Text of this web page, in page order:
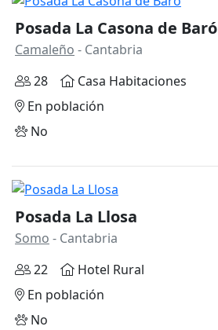
Posada La Casona de Baró
Camaleño - Cantabria
28
Casa Habitaciones
En población
No
Posada La Llosa
Somo - Cantabria
22
Hotel Rural
En población
No